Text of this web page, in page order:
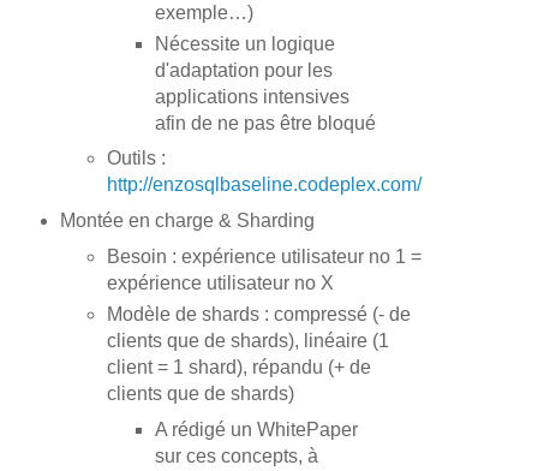
exemple…)
Nécessite un logique
d'adaptation pour les
applications intensives
afin de ne pas être bloqué
Outils :
http://enzosqlbaseline.codeplex.com/
Montée en charge & Sharding
Besoin : expérience utilisateur no 1 =
expérience utilisateur no X
Modèle de shards : compressé (- de
clients que de shards), linéaire (1
client = 1 shard), répandu (+ de
clients que de shards)
A rédigé un WhitePaper
sur ces concepts, à